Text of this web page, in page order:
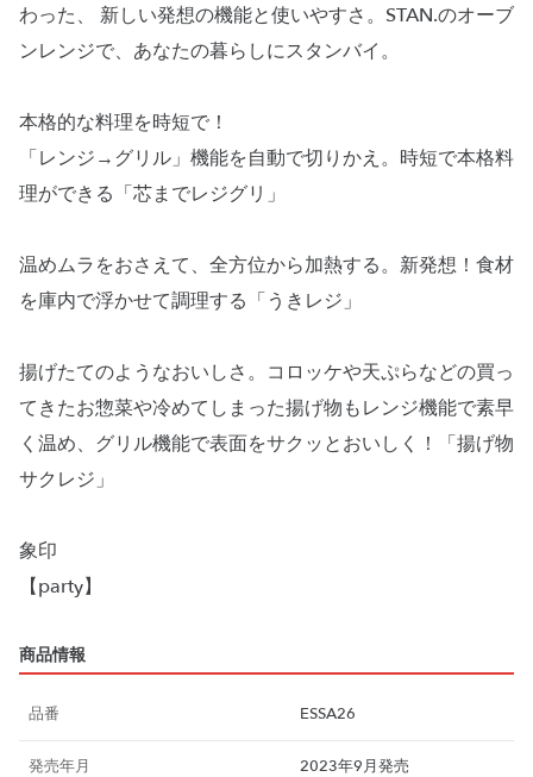
わった、 新しい発想の機能と使いやすさ。STAN.のオーブ
ンレンジで、あなたの暮らしにスタンバイ。
本格的な料理を時短で！
「レンジ→グリル」機能を自動で切りかえ。時短で本格料
理ができる「芯までレジグリ」
温めムラをおさえて、全方位から加熱する。新発想！食材
を庫内で浮かせて調理する「うきレジ」
揚げたてのようなおいしさ。コロッケや天ぷらなどの買っ
てきたお惣菜や冷めてしまった揚げ物もレンジ機能で素早
く温め、グリル機能で表面をサクッとおいしく！「揚げ物
サクレジ」
象印
【party】
商品情報
品番 ESSA26
発売年月 2023年9月発売